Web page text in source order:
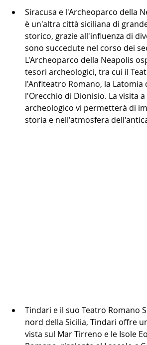
Siracusa e l'Archeoparco della
è un'altra città siciliana di
storico, grazie all'influenza di
sono succedute nel corso dei
L'Archeoparco della Neapolis
tesori archeologici, tra cui il
l'Anfiteatro Romano, la Latomia
l'Orecchio di Dionisio. La visita
archeologico vi permetterà di
storia e nell'atmosfera
Tindari e il suo Teatro Romano
nord della Sicilia, Tindari offre
vista sul Mar Tirreno e le Isole